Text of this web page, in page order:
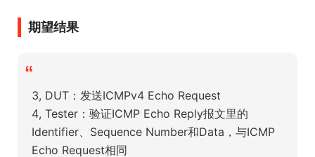
期望结果
“
3, DUT：发送ICMPv4 Echo Request
4, Tester：验证ICMP Echo Reply报文里的
Identifier、Sequence Number和Data，与ICMP
Echo Request相同